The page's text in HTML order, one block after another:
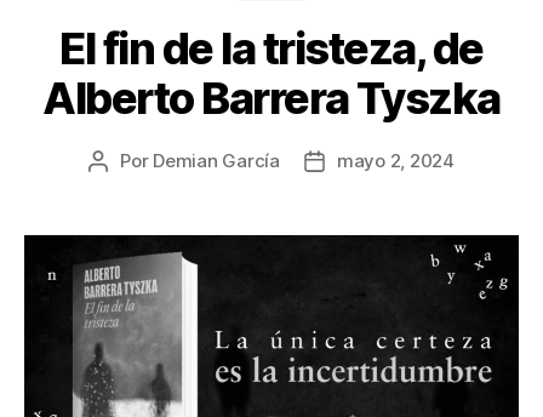
El fin de la tristeza, de
Alberto Barrera Tyszka
Autor
publicación
Por Demian García
Fecha
publicación
mayo 2, 2024